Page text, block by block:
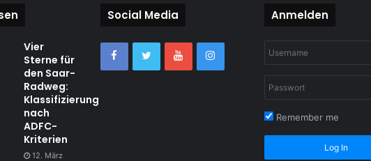
Vier
Sterne für
den Saar-
Radweg:
Klassifizierung
nach
ADFC-
Kriterien
12. März
Social Media Anmelden
Remember me
Log In